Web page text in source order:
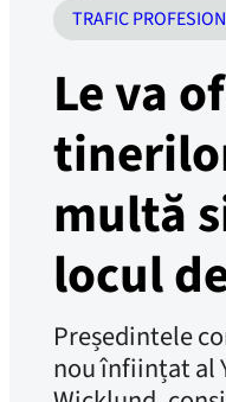
TRAFIC
Le va
multă
locul
Președintele
nou înființat al